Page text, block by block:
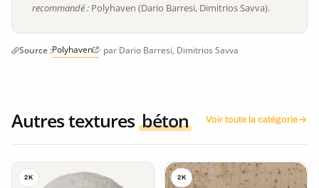
recommandé : Polyhaven (Dario Barresi, Dimitrios Savva).
Source :Polyhaven · par Dario Barresi, Dimitrios Savva
Autres textures béton Voir toute la catégorie
2K 2K